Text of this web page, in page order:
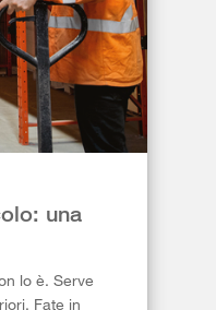
una
lo è. Serve
Fate in